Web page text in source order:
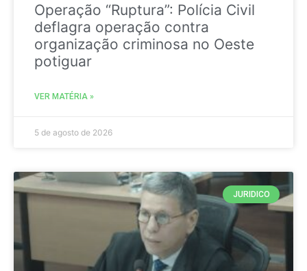
Operação “Ruptura”: Polícia Civil
deflagra operação contra
organização criminosa no Oeste
potiguar
VER MATÉRIA »
5 de agosto de 2026
JURIDICO